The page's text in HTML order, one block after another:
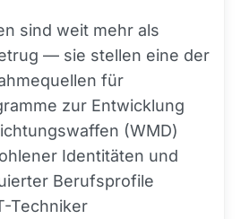
sind weit mehr als
— sie stellen eine der
für
zur Entwicklung
(WMD)
Identitäten und
Berufsprofile
Techniker